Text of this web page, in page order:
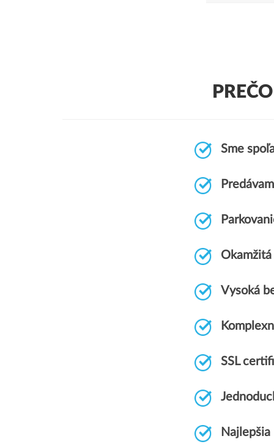
Sme
Vysoká
SSL